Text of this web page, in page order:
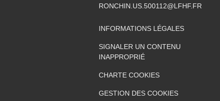
RONCHIN.US.500112@LFHF.FR
INFORMATIONS LÉGALES
SIGNALER UN CONTENU
INAPPROPRIÉ
CHARTE COOKIES
GESTION DES COOKIES